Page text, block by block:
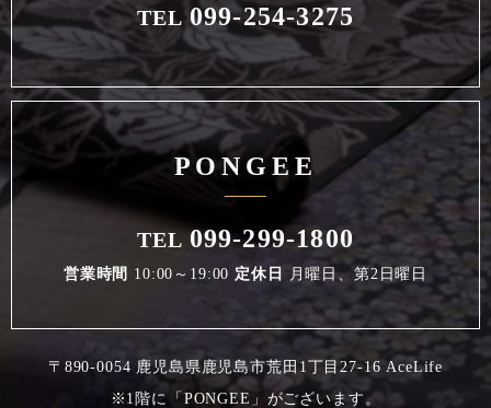
TEL099-254-3275
PONGEE
TEL 099-299-1800
営業時間 10:00～19:00 定休日 月曜日、第2日曜日
〒890-0054 鹿児島県鹿児島市荒田1丁目27-16 AceLife
※1階に「PONGEE」がございます。